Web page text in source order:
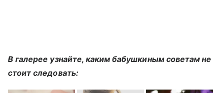
В галерее узнайте, каким бабушкиным советам не
стоит следовать: